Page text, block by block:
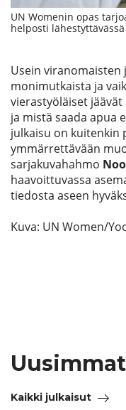
UN Womenin opas
helposti
Usein viranomaisten
monimutkaista ja
vierastyöläiset
ja mistä saada apua
julkaisu on kuitenkin
ymmärrettävään
sarjakuvahahmo
haavoittuvassa
tiedosta aseen
Kuva: UN Women/
Kaikki julkaisut